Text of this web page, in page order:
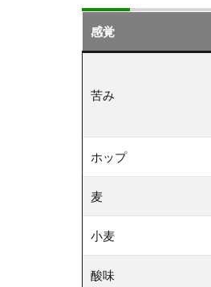
感覚
苦み
ホップ
麦
小麦
酸味